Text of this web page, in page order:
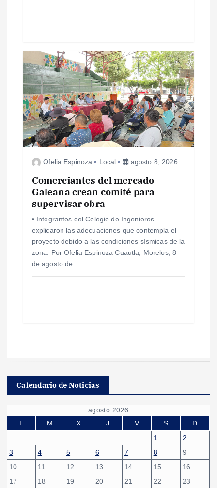
a
s
Ofelia Espinoza Local agosto 8, 2026
Comerciantes del mercado
Galeana crean comité para
supervisar obra
• Integrantes del Colegio de Ingenieros
explicaron las adecuaciones que contempla el
proyecto debido a las condiciones sísmicas de la
zona. Por Ofelia Espinoza Cuautla, Morelos; 8
de agosto de…
Calendario de Noticias
agosto 2026
L
M X J V S
D
1
2
3
4 5 6 7 8
9
10
11 12 13 14 15
16
17
18 19 20 21 22
23